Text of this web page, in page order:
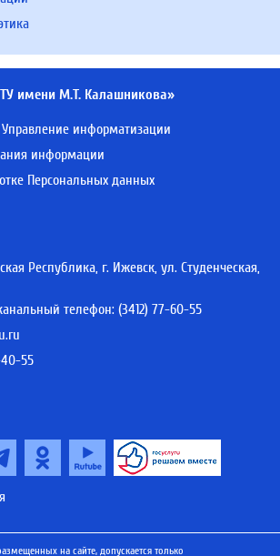
имени М.Т. Калашникова»
информатизации
информации
Персональных данных
Республика, г. Ижевск, ул. Студенческая,
телефон: (3412) 77-60-55
55
на сайте, допускается только